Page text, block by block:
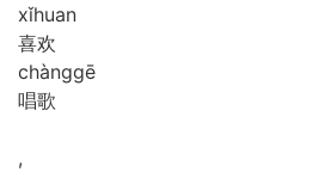
xǐhuan
喜欢
chànggē
唱歌
,